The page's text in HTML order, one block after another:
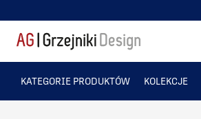
KATEGORIE PRODUKTÓW KOLEKCJE